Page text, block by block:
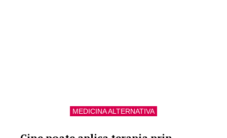
MEDICINA ALTERNATIVA